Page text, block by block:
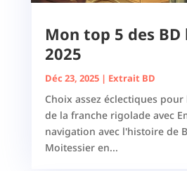
Mon top 5 des BD
2025
Déc 23, 2025| Extrait BD
Choix assez éclectiques pour
de la franche rigolade avec
navigation avec l'histoire de
Moitessier en...